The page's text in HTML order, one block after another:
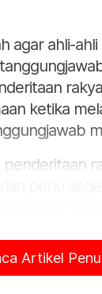
agar ahli-
ketika
penderitaan
kenyataan
Artikel